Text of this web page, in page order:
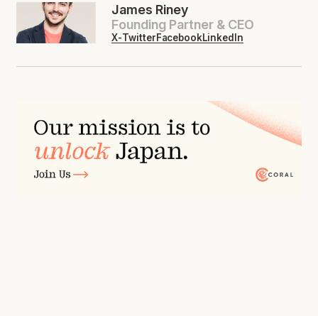
James Riney
Founding Partner & CEO
X-TwitterFacebookLinkedIn